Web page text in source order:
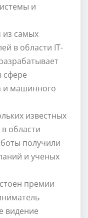
и
из самых
в области IT-
сфере
и машинного
известных
области
получили
и ученых
премии
видение